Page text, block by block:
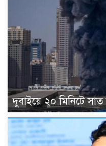
দুবাইয়ে ২০ মিনিটে